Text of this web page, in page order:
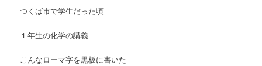
つくば市で学生だった頃
１年生の化学の講義
こんなローマ字を黒板に書いた